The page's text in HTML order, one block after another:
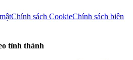
Chính sách CookieChính sách biên
tỉnh thành